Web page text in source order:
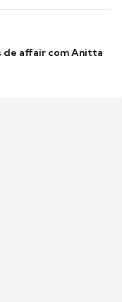
de affair com Anitta